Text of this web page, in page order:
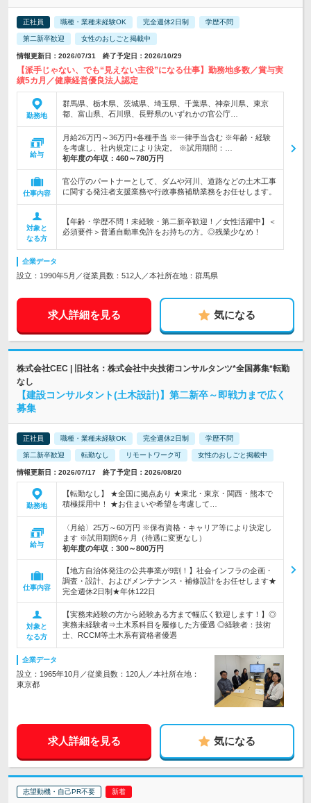
正社員 職種・業種未経験OK 完全週休2日制 学歴不問
第二新卒歓迎 女性のおしごと掲載中
情報更新日：2026/07/31 終了予定日：2026/10/29
【派手じゃない、でも“見えない主役”になる仕事】勤務地多数／賞与実
績5カ月／健康経営優良法人認定
勤務地
群馬県、栃木県、茨城県、埼玉県、千葉県、神奈川県、東京
都、富山県、石川県、長野県のいずれかの官公庁…
給与
月給26万円～36万円+各種手当 ※一律手当含む ※年齢・経験
を考慮し、社内規定により決定。 ※試用期間：…
初年度の年収： 460～780万円
仕事内容
官公庁のパートナーとして、ダムや河川、道路などの土木工事
に関する発注者支援業務や行政事務補助業務をお任せします。
対象と
なる方
【年齢・学歴不問！未経験・第二新卒歓迎！／女性活躍中】＜
必須要件＞普通自動車免許をお持ちの方。◎残業少なめ！
企業データ
設立：1990年5月／従業員数：512人／本社所在地：群馬県
求人詳細を見る 気になる
株式会社CEC | 旧社名：株式会社中央技術コンサルタンツ*全国募集*転勤
なし
【建設コンサルタント(土木設計)】第二新卒～即戦力まで広く
募集
正社員 職種・業種未経験OK 完全週休2日制 学歴不問
第二新卒歓迎 転勤なし リモートワーク可 女性のおしごと掲載中
情報更新日：2026/07/17 終了予定日：2026/08/20
勤務地
【転勤なし】 ★全国に拠点あり ★東北・東京・関西・熊本で
積極採用中！ ★お住まいや希望を考慮して…
給与
〈月給〉25万～60万円 ※保有資格・キャリア等により決定し
ます ※試用期間6ヶ月（待遇に変更なし）
初年度の年収： 300～800万円
仕事内容
【地方自治体発注の公共事業が9割！】社会インフラの企画・
調査・設計、およびメンテナンス・補修設計をお任せします★
完全週休2日制★年休122日
対象と
なる方
【実務未経験の方から経験ある方まで幅広く歓迎します！】◎
実務未経験者⇒土木系科目を履修した方優遇 ◎経験者：技術
士、RCCM等土木系有資格者優遇
企業データ
設立：1965年10月／従業員数：120人／本社所在地：
東京都
求人詳細を見る 気になる
志望動機・自己PR不要